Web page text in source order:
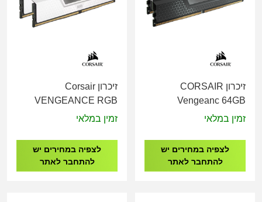
זיכרון CORSAIR
Vengeanc 64GB
2x32GB DDR5
CMK64GX5M2B5200C40
זמין במלאי
לצפיה במחירים יש
להתחבר לאתר
זיכרון Corsair
VENGEANCE RGB
32GB 2x16GB DDR5
CMH32GX5M2E6000Z36W
זמין במלאי
לצפיה במחירים יש
להתחבר לאתר